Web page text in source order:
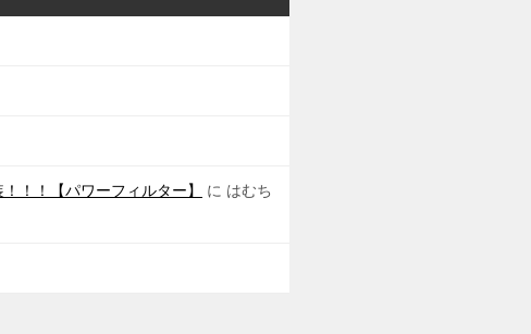
！！【パワーフィルター】 に はむち